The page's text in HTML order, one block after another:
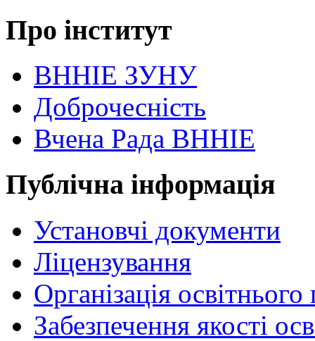
Про інститут
ВННІЕ ЗУНУ
Доброчесність
Вчена Рада ВННІЕ
Публічна інформація
Установчі документи
Ліцензування
Організація
Забезпечення якості